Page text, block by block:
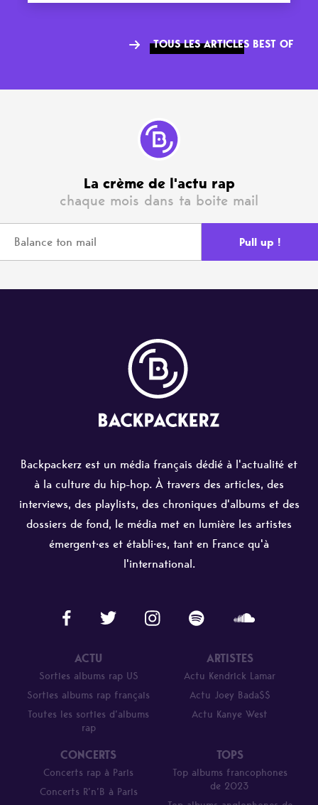
TOUS LES ARTICLES BEST OF
La crème de l'actu rap
chaque mois dans ta boite mail
Backpackerz est un média français dédié à l'actualité et
à la culture du hip-hop. À travers des articles, des
interviews, des playlists, des chroniques d'albums et des
dossiers de fond, le média met en lumière les artistes
émergent·es et établi·es, tant en France qu'à
l'international.
ACTU
Sorties albums rap US
Sorties albums rap français
Toutes les sorties d’albums
rap
ARTISTES
Actu Kendrick Lamar
Actu Joey Bada$$
Actu Kanye West
CONCERTS
Concerts rap à Paris
Concerts R’n’B à Paris
TOPS
Top albums francophones
de 2023